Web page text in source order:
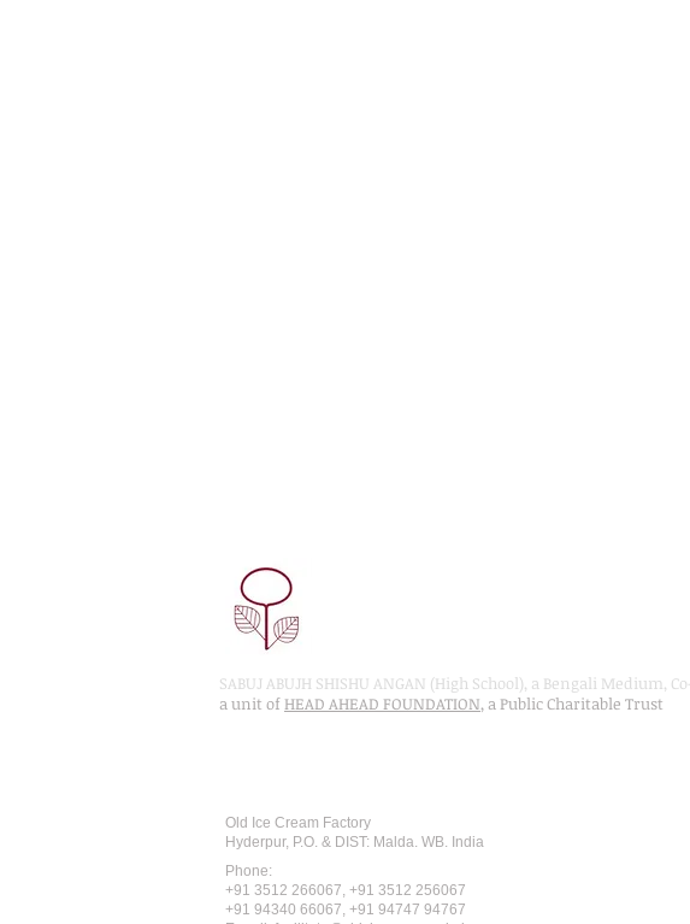
SABUJ ABUJH SHISHU ANGAN (High School), a Bengali Medium,
a unit ofHEAD AHEAD FOUNDATION, a Public Charitable Trust
Old Ice Cream Factory
Hyderpur, P.O. & DIST: Malda. WB. India
Phone:
+91 3512 266067, +91 3512 256067
+91 94340 66067, +91 94747 94767